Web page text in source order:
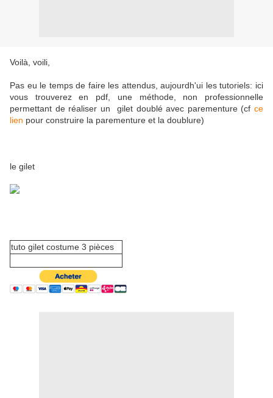
Voilà, voili,
Pas eu le temps de faire les attendus, aujourdh'ui les tutoriels: ici
vous trouverez en pdf, une méthode, non professionnelle
permettant de réaliser un gilet doublé avec parementure (cf ce
lien pour construire la parementure et la doublure)
le gilet
tuto gilet costume 3 pièces